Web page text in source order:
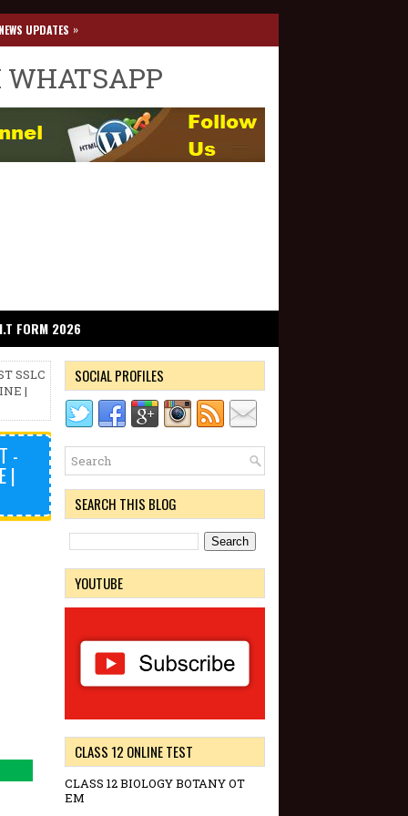
UPDATES »
I.T FORM 2026
SSLC
|
-
|
SOCIAL PROFILES
SEARCH THIS BLOG
YOUTUBE
CLASS 12 ONLINE TEST
CLASS 12 BIOLOGY BOTANY OT
EM